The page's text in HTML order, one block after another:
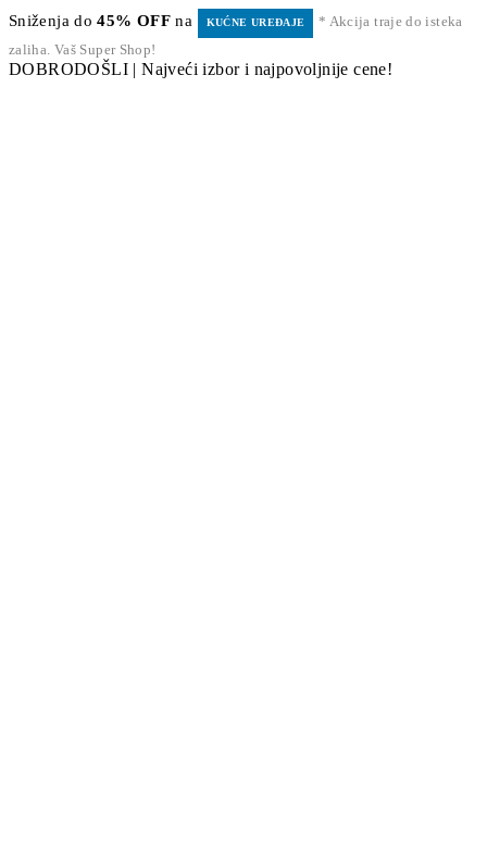
Sniženja do45% OFF na KUĆNE UREĐAJE
* Akcija traje do isteka
zaliha. Vaš Super Shop!
DOBRODOŠLI | Najveći izbor i najpovoljnije cene!